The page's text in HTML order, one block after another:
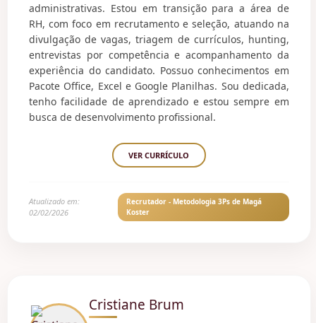
administrativas. Estou em transição para a área de
RH, com foco em recrutamento e seleção, atuando na
divulgação de vagas, triagem de currículos, hunting,
entrevistas por competência e acompanhamento da
experiência do candidato. Possuo conhecimentos em
Pacote Office, Excel e Google Planilhas. Sou dedicada,
tenho facilidade de aprendizado e estou sempre em
busca de desenvolvimento profissional.
VER CURRÍCULO
Atualizado em:
02/02/2026
Recrutador - Metodologia 3Ps de Magá
Koster
Cristiane Brum